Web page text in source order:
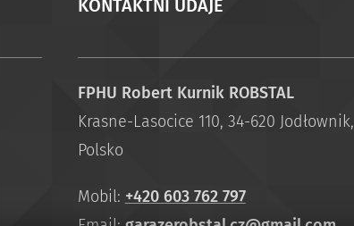
KONTAKTNÍ ÚDAJE
FPHU Robert Kurnik ROBSTAL
Krasne-Lasocice 110, 34-620 Jodłownik,
Polsko
Mobil: +420 603 762 797